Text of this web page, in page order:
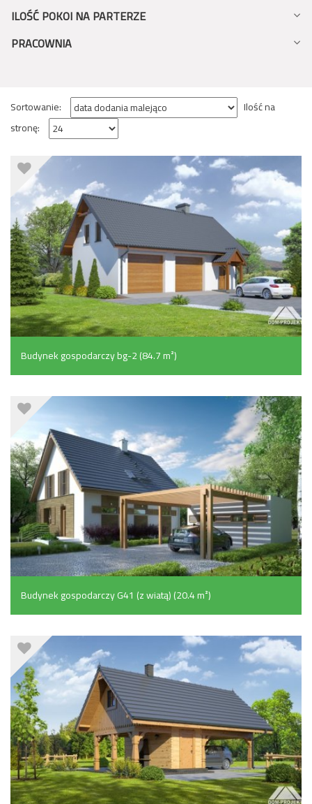
ILOŚĆ POKOI NA PARTERZE
PRACOWNIA
Sortowanie:
Ilość na
stronę:
Budynek gospodarczy bg-2 (84.7 m²)
Budynek gospodarczy G41 (z wiatą) (20.4 m²)